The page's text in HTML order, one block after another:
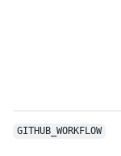
GITHUB_WORKFLOW